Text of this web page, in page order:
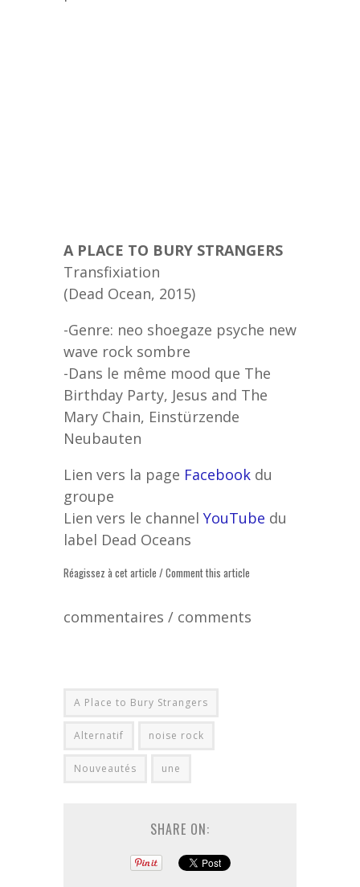
A PLACE TO BURY STRANGERS
Transfixiation
(Dead Ocean, 2015)
-Genre: neo shoegaze psyche new
wave rock sombre
-Dans le même mood que The
Birthday Party, Jesus and The
Mary Chain, Einstürzende
Neubauten
Lien vers la page Facebook du
groupe
Lien vers le channel YouTube du
label Dead Oceans
Réagissez à cet article / Comment this article
commentaires / comments
A Place to Bury Strangers
Alternatif noise rock
Nouveautés une
SHARE ON: